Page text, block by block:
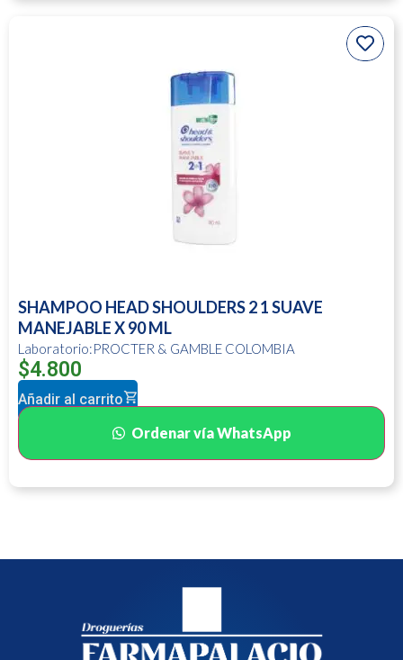
SHAMPOO HEAD SHOULDERS 2 1 SUAVE
MANEJABLE X 90 ML
Laboratorio:PROCTER & GAMBLE COLOMBIA
$4.800
Añadir al carrito
Ordenar vía WhatsApp